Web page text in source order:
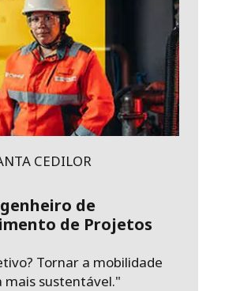
CEDILOR
de
de Projetos
Tornar a mobilidade
mais sustentável."